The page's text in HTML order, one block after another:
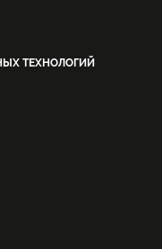
ТЕХНОЛОГИЙ